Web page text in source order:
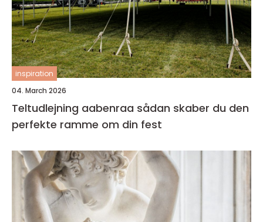
inspiration
04. March 2026
Teltudlejning aabenraa sådan skaber du den
perfekte ramme om din fest